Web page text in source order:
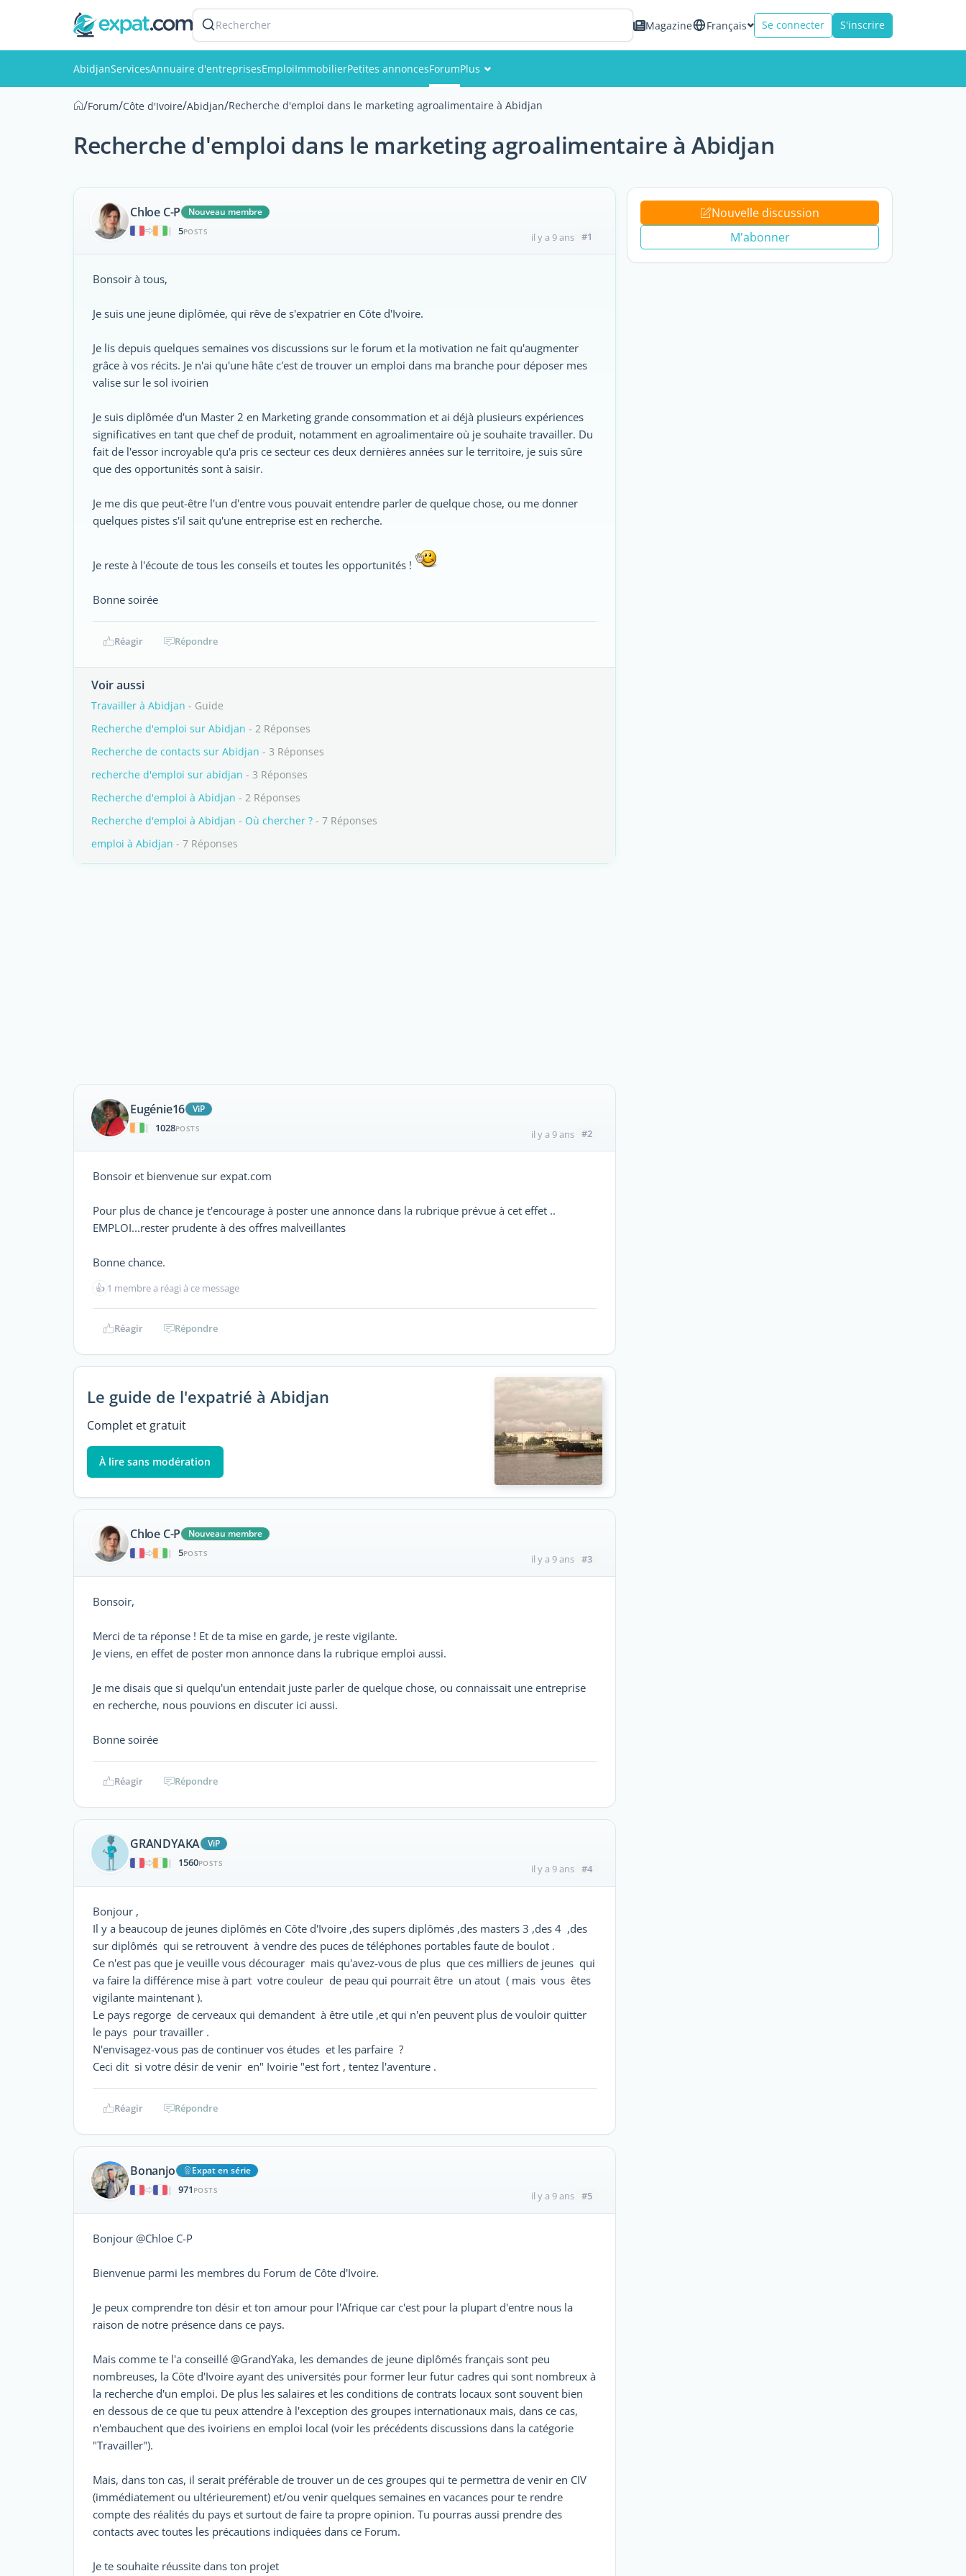
Rechercher Magazine Français Se connecter S'inscrire
AbidjanServicesAnnuaire d'entreprisesEmploiImmobilierPetites annoncesForumPlus
Événements
/Forum/Côte d'Ivoire/Abidjan/Recherche d'emploi dans le marketing agroalimentaire à Abidjan
Recherche d'emploi dans le marketing agroalimentaire à Abidjan
Chloe C-P
Nouveau membre
|
5POSTS il y a 9 ans #1
Bonsoir à tous,
Je suis une jeune diplômée, qui rêve de s'expatrier en Côte d'Ivoire.
Je lis depuis quelques semaines vos discussions sur le forum et la motivation ne fait qu'augmenter
grâce à vos récits. Je n'ai qu'une hâte c'est de trouver un emploi dans ma branche pour déposer mes
valise sur le sol ivoirien
Je suis diplômée d'un Master 2 en Marketing grande consommation et ai déjà plusieurs expériences
significatives en tant que chef de produit, notamment en agroalimentaire où je souhaite travailler. Du
fait de l'essor incroyable qu'a pris ce secteur ces deux dernières années sur le territoire, je suis sûre
que des opportunités sont à saisir.
Je me dis que peut-être l'un d'entre vous pouvait entendre parler de quelque chose, ou me donner
quelques pistes s'il sait qu'une entreprise est en recherche.
Je reste à l'écoute de tous les conseils et toutes les opportunités !
Bonne soirée
Réagir Répondre
Voir aussi
Travailler à Abidjan - Guide
Recherche d'emploi sur Abidjan - 2 Réponses
Recherche de contacts sur Abidjan - 3 Réponses
recherche d'emploi sur abidjan - 3 Réponses
Recherche d'emploi à Abidjan - 2 Réponses
Recherche d'emploi à Abidjan - Où chercher ? - 7 Réponses
emploi à Abidjan - 7 Réponses
Eugénie16
ViP
|
1028POSTS il y a 9 ans #2
Bonsoir et bienvenue sur expat.com
Pour plus de chance je t'encourage à poster une annonce dans la rubrique prévue à cet effet ..
EMPLOI...rester prudente à des offres malveillantes
Bonne chance.
👍 1 membre a réagi à ce message
Réagir Répondre
Le guide de l'expatrié à Abidjan
Complet et gratuit
À lire sans modération
Chloe C-P
Nouveau membre
|
5POSTS il y a 9 ans #3
Bonsoir,
Merci de ta réponse ! Et de ta mise en garde, je reste vigilante.
Je viens, en effet de poster mon annonce dans la rubrique emploi aussi.
Je me disais que si quelqu'un entendait juste parler de quelque chose, ou connaissait une entreprise
en recherche, nous pouvions en discuter ici aussi.
Bonne soirée
Réagir Répondre
GRANDYAKA
ViP
|
1560POSTS il y a 9 ans #4
Bonjour ,
Il y a beaucoup de jeunes diplômés en Côte d'Ivoire ,des supers diplômés ,des masters 3 ,des 4 ,des
sur diplômés qui se retrouvent à vendre des puces de téléphones portables faute de boulot .
Ce n'est pas que je veuille vous décourager mais qu'avez-vous de plus que ces milliers de jeunes qui
va faire la différence mise à part votre couleur de peau qui pourrait être un atout ( mais vous êtes
vigilante maintenant ).
Le pays regorge de cerveaux qui demandent à être utile ,et qui n'en peuvent plus de vouloir quitter
le pays pour travailler .
N'envisagez-vous pas de continuer vos études et les parfaire ?
Ceci dit si votre désir de venir en" Ivoirie "est fort , tentez l'aventure .
Réagir Répondre
Bonanjo
Expat en série
|
971 POSTS il y a 9 ans #5
Bonjour @Chloe C-P
Bienvenue parmi les membres du Forum de Côte d'Ivoire.
Je peux comprendre ton désir et ton amour pour l'Afrique car c'est pour la plupart d'entre nous la
raison de notre présence dans ce pays.
Mais comme te l'a conseillé @GrandYaka, les demandes de jeune diplômés français sont peu
nombreuses, la Côte d'Ivoire ayant des universités pour former leur futur cadres qui sont nombreux à
la recherche d'un emploi. De plus les salaires et les conditions de contrats locaux sont souvent bien
en dessous de ce que tu peux attendre à l'exception des groupes internationaux mais, dans ce cas,
n'embauchent que des ivoiriens en emploi local (voir les précédents discussions dans la catégorie
"Travailler").
Mais, dans ton cas, il serait préférable de trouver un de ces groupes qui te permettra de venir en CIV
(immédiatement ou ultérieurement) et/ou venir quelques semaines en vacances pour te rendre
compte des réalités du pays et surtout de faire ta propre opinion. Tu pourras aussi prendre des
contacts avec toutes les précautions indiquées dans ce Forum.
Je te souhaite réussite dans ton projet
Nouvelle discussion
M'abonner